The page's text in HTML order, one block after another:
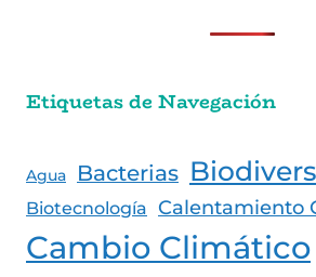
Etiquetas de Navegación
Agua Bacterias
Biotecnología Calentamiento
Cambio Climático